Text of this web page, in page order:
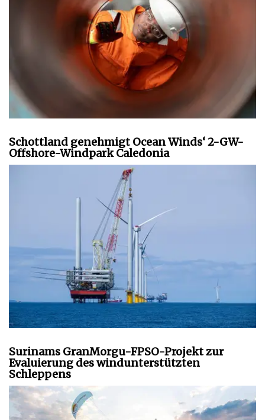
Schottland genehmigt Ocean Winds‘ 2-GW-
Offshore-Windpark Caledonia
Surinams GranMorgu-FPSO-Projekt zur
Evaluierung des windunterstützten
Schleppens